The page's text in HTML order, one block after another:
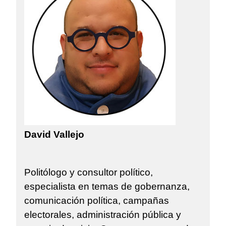
David Vallejo
Politólogo y consultor político,
especialista en temas de gobernanza,
comunicación política, campañas
electorales, administración pública y